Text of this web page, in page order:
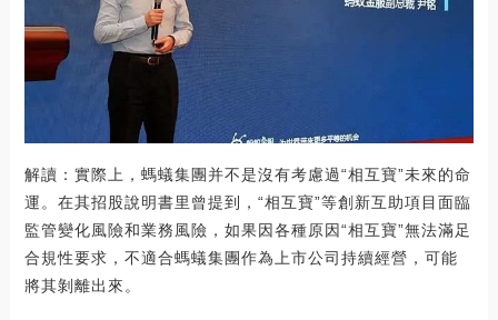
解讀：實際上，螞蟻集團并不是沒有考慮過“相互寶”未來的命
運。在其招股說明書里曾提到，“相互寶”等創新互助項目面臨
監管變化風險和業務風險，如果因各種原因“相互寶”無法滿足
合規性要求，不適合螞蟻集團作為上市公司持續經營，可能
將其剝離出來。